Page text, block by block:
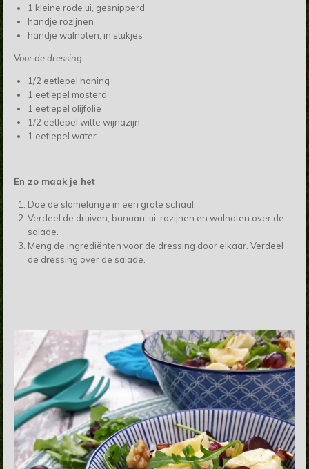
1 kleine rode ui, gesnipperd
handje rozijnen
handje walnoten, in stukjes
Voor de dressing:
1/2 eetlepel honing
1 eetlepel mosterd
1 eetlepel olijfolie
1/2 eetlepel witte wijnazijn
1 eetlepel water
En zo maak je het
Doe de slamelange in een grote schaal.
Verdeel de druiven, banaan, ui, rozijnen en walnoten over de
salade.
Meng de ingrediënten voor de dressing door elkaar. Verdeel
de dressing over de salade.